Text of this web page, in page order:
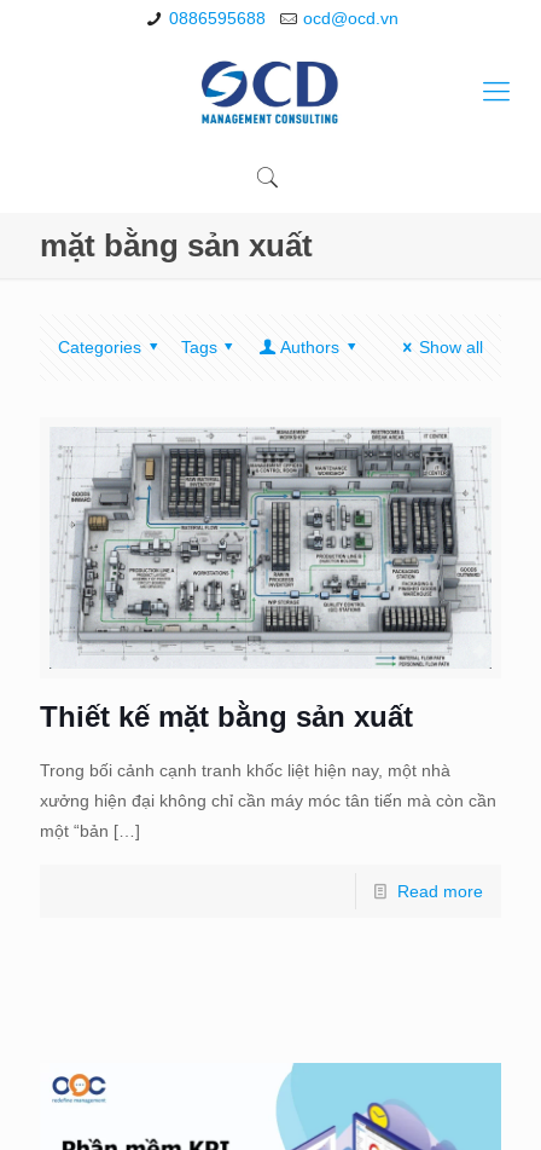
0886595688 ocd@ocd.vn
mặt bằng sản xuất
Categories Tags Authors Show all
Thiết kế mặt bằng sản xuất
Trong bối cảnh cạnh tranh khốc liệt hiện nay, một nhà
xưởng hiện đại không chỉ cần máy móc tân tiến mà còn cần
một “bản […]
Read more